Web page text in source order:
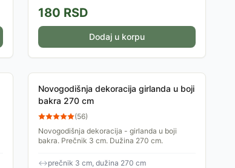
180 RSD
Dodaj u korpu
Novogodišnja dekoracija girlanda u boji
bakra 270 cm
(56)
Novogodišnja dekoracija - girlanda u boji
bakra. Prečnik 3 cm. Dužina 270 cm.
↔prečnik 3 cm, dužina 270 cm